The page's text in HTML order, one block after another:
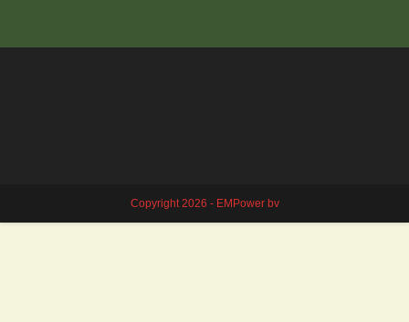
Copyright 2026 - EMPower bv